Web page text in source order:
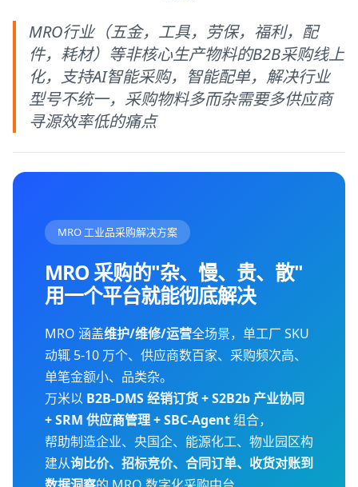
MRO行业（五金，工具，劳保，福利，配
件，耗材）等非核心生产物料的B2B采购线上
化，支持AI智能采购，智能配单，解决行业
型号不统一，采购物料多而杂需要多供应商
寻源效率低的痛点
MRO 工业品采购解决方案
MRO 采购的"杂、慢、贵、散"
用一个平台就能彻底解决
MRO 涵盖维护/维修/运营全场景，单工厂 SKU
动辄 5-10 万个、供应商数百家、采购频次高、
单笔金额小、品类杂。
万米以 B2B-DMS 经销订货 + S2B2b 产业协同
+ SRM 供应商管理 + SBC-Agent组合，
帮助制造企业、央国企、能源化工、物业园区构
建从询比价、招标竞价、合同订单、收货对账到